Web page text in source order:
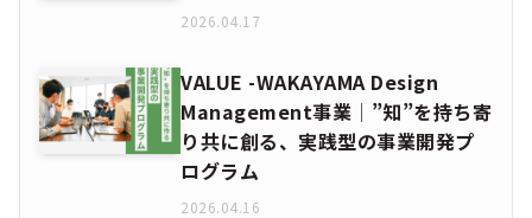
2026.04.17
VALUE -WAKAYAMA Design
Management事業│”知”を持ち寄
り共に創る、実践型の事業開発プ
ログラム
2026.04.16